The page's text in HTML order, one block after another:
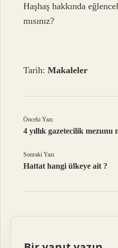
Haşhaş hakkında
mısınız?
Tarih:Makaleler
Önceki Yazı
4 yıllık gazetecilik mezunu
Sonraki Yazı
Hattat hangi ülkeye ait ?